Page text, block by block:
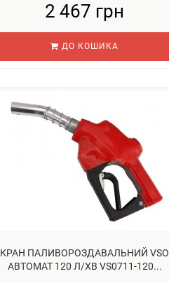
2 467 грн
ДО КОШИКА
КРАН ПАЛИВОРОЗДАВАЛЬНИЙ VSO
АВТОМАТ 120 Л/ХВ VS0711-120...